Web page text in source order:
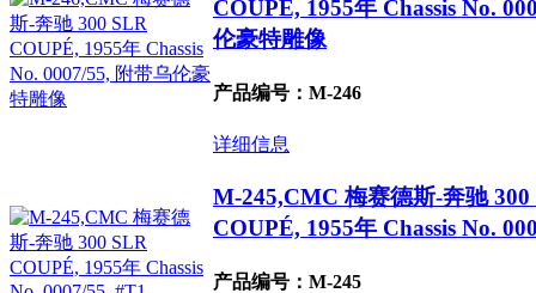
COUPÉ, 1955年 Chassis No.
伦豪特雕像
产品编号：M-246
详细信息
M-245,CMC 梅赛德斯-奔驰 300
COUPÉ, 1955年 Chassis No.
产品编号：M-245